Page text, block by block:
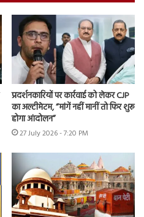
प्रदर्शनकारियों पर कार्रवाई को लेकर CJP
का अल्टीमेटम, “मांगें नहीं मानीं तो फिर शुरू
होगा आंदोलन”
27 July 2026 - 7:20 PM